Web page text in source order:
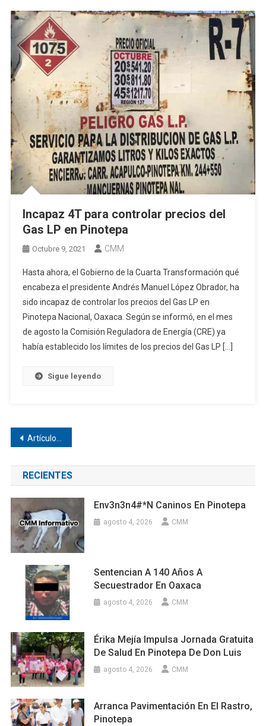
Incapaz 4T para controlar precios del
Gas LP en Pinotepa
Octubre 9, 2021 CMM
Hasta ahora, el Gobierno de la Cuarta Transformación qué
encabeza el presidente Andrés Manuel López Obrador, ha
sido incapaz de controlar los precios del Gas LP en
Pinotepa Nacional, Oaxaca. Según se informó, en el mes
de agosto la Comisión Reguladora de Energía (CRE) ya
había establecido los límites de los precios del Gas LP […]
Sigue leyendo
Navegación
de
entradas
Artículos antiguos
RECIENTES
Env3n3n4#*n Caninos En Pinotepa
agosto 4, 2026 CMM
Sentencian A 140 Años A
Secuestrador En Oaxaca
agosto 4, 2026 CMM
Érika Mejía Impulsa Jornada Gratuita
De Salud En Pinotepa De Don Luis
agosto 4, 2026 CMM
Arranca Pavimentación En El Rastro,
Pinotepa